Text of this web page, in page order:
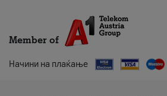
Member of
Начини на плаќање